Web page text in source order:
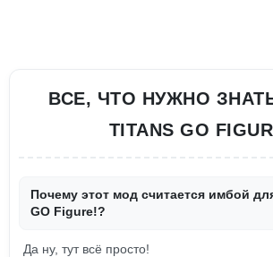
ВСЕ, ЧТО НУЖНО
TITANS GO
Почему этот мод считается имбой
GO Figure!?
Да ну, тут всё просто!